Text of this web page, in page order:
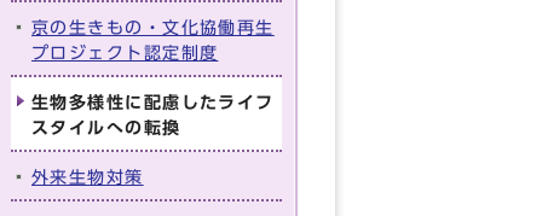
京の生きもの・文化協働再生
プロジェクト認定制度
生物多様性に配慮したライフ
スタイルへの転換
外来生物対策